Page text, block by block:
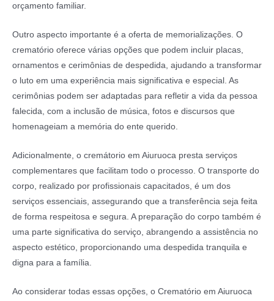
orçamento familiar.
Outro aspecto importante é a oferta de memorializações. O
crematório oferece várias opções que podem incluir placas,
ornamentos e cerimônias de despedida, ajudando a transformar
o luto em uma experiência mais significativa e especial. As
cerimônias podem ser adaptadas para refletir a vida da pessoa
falecida, com a inclusão de música, fotos e discursos que
homenageiam a memória do ente querido.
Adicionalmente, o cremátorio em Aiuruoca presta serviços
complementares que facilitam todo o processo. O transporte do
corpo, realizado por profissionais capacitados, é um dos
serviços essenciais, assegurando que a transferência seja feita
de forma respeitosa e segura. A preparação do corpo também é
uma parte significativa do serviço, abrangendo a assistência no
aspecto estético, proporcionando uma despedida tranquila e
digna para a família.
Ao considerar todas essas opções, o Crematório em Aiuruoca